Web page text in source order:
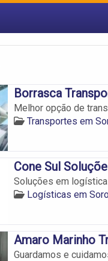
Borrasca
Melhor opção de
Transportes em
Cone Sul
Soluções em
Logísticas em
Amaro Marinho
Guardamos e